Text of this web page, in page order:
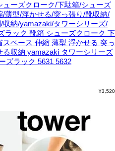
ーズクローク/下駄箱/シューズ
薄型/浮かせる/突っ張り/靴収納/
納/yamazaki/タワーシリーズ/
ラック 靴箱 シューズクローク 下
ペース 伸縮 薄型 浮かせる 突っ
収納 yamazaki タワーシリーズ
ズラック 5631 5632
¥3,520